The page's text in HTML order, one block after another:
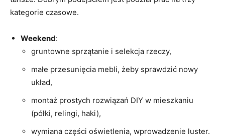
kategorie czasowe.
Weekend:
gruntowne sprzątanie i selekcja rzeczy,
małe przesunięcia mebli, żeby sprawdzić nowy
układ,
montaż prostych rozwiązań DIY w mieszkaniu
(półki, relingi, haki),
wymiana części oświetlenia, wprowadzenie luster.